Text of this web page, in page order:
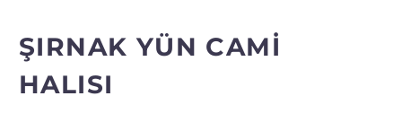
ŞIRNAK YÜN CAMI
HALISI